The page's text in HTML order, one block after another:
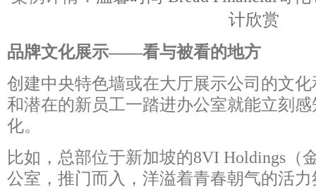
计欣赏
品牌文化展示——看与被看的地方
创建中央特色墙或在大厅展示公司的文
和潜在的新员工一踏进办公室就能立刻
化。
比如，总部位于新加坡的8VI Holdings（
公室，推门而入，洋溢着青春朝气的活